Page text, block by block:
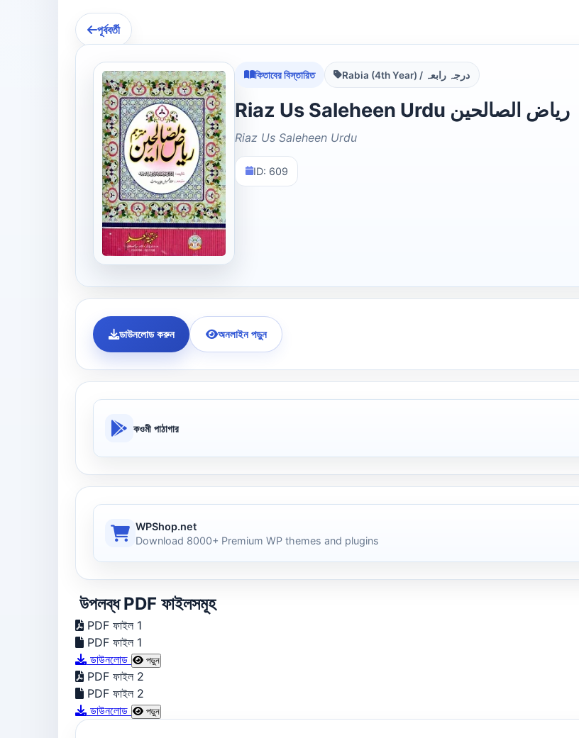
পূর্ববর্তী
কিতাবের বিস্তারিত Rabia (4th Year) / درجہ رابعہ
Riaz Us Saleheen Urdu ریاض الصالحین
Riaz Us Saleheen Urdu
ID: 609
ডাউনলোড করুন অনলাইন পড়ুন
কওমী পাঠাগার
WPShop.net
Download 8000+ Premium WP themes and plugins
উপলব্ধ PDF ফাইলসমূহ
PDF ফাইল 1
PDF ফাইল 1
ডাউনলোড
পড়ুন
PDF ফাইল 2
PDF ফাইল 2
ডাউনলোড
পড়ুন